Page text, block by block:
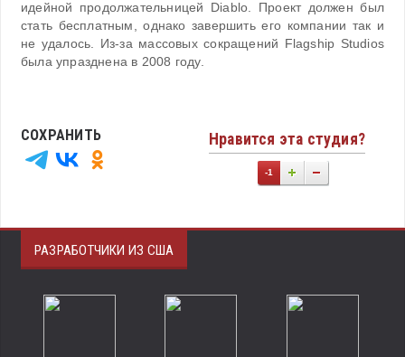
идейной продолжательницей Diablo. Проект должен был
стать бесплатным, однако завершить его компании так и
не удалось. Из-за массовых сокращений Flagship Studios
была упразднена в 2008 году.
Нравится эта студия?
-1
СОХРАНИТЬ
РАЗРАБОТЧИКИ ИЗ США